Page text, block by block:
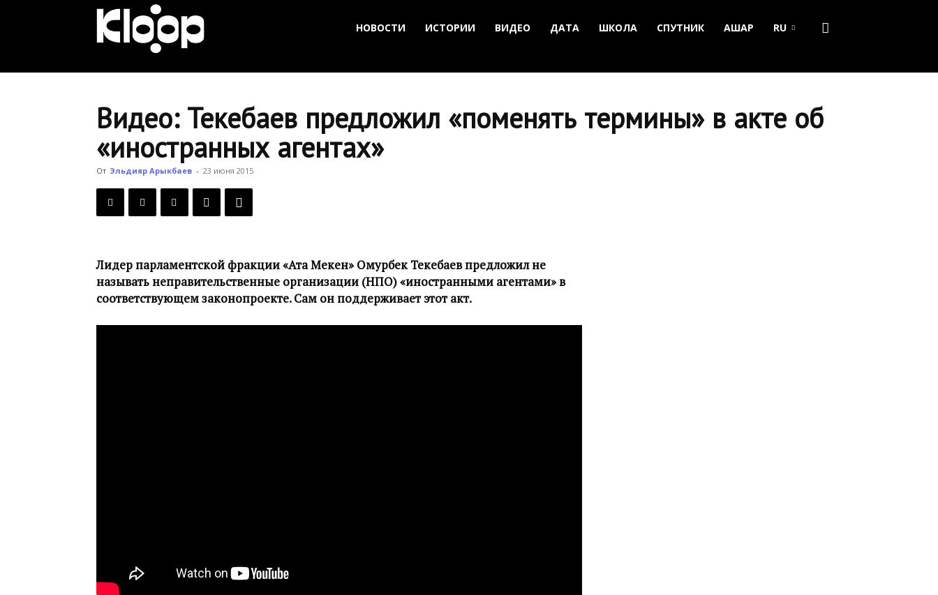
Новости
Кыргызстана
НОВОСТИ ИСТОРИИ ВИДЕО ДАТА ШКОЛА СПУТНИК АШАР RU
Видео: Текебаев предложил «поменять термины» в акте об
«иностранных агентах»
От Эльдияр Арыкбаев - 23 июня 2015
Лидер парламентской фракции «Ата Мекен» Омурбек Текебаев предложил не
называть неправительственные организации (НПО) «иностранными агентами» в
соответствующем законопроекте. Сам он поддерживает этот акт.